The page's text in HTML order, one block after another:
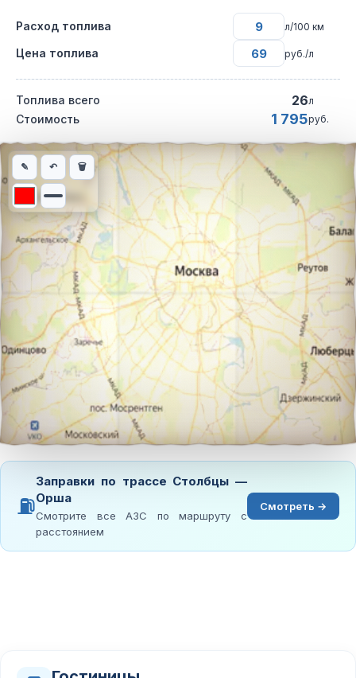
Расход топлива л/100 км
Цена топлива руб./л
Топлива всего 26л
Стоимость 1 795руб.
Интерактивная карта автомобильного маршрута из города
✎ ↶ 🗑
⛽
Заправки по трассе Столбцы —
Орша
Смотрите все АЗС по маршруту с
расстоянием
Смотреть →